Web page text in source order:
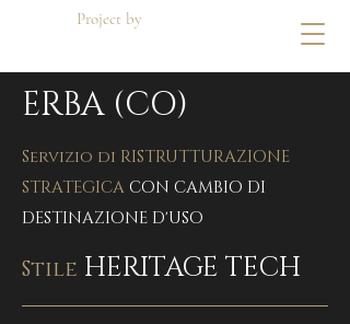
Project by
ERBA (CO)
Servizio di RISTRUTTURAZIONE
STRATEGICACON CAMBIO DI
DESTINAZIONE D'USO
Stile HERITAGE TECH